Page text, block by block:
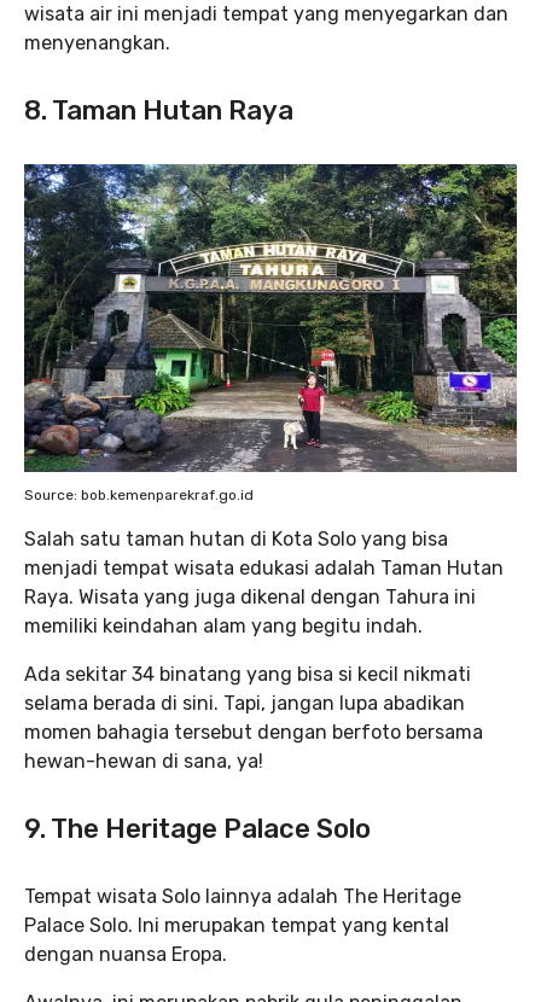
wisata air ini menjadi tempat yang menyegarkan dan
menyenangkan.
8. Taman Hutan Raya
Source: bob.kemenparekraf.go.id
Salah satu taman hutan di Kota Solo yang bisa
menjadi tempat wisata edukasi adalah Taman Hutan
Raya. Wisata yang juga dikenal dengan Tahura ini
memiliki keindahan alam yang begitu indah.
Ada sekitar 34 binatang yang bisa si kecil nikmati
selama berada di sini. Tapi, jangan lupa abadikan
momen bahagia tersebut dengan berfoto bersama
hewan-hewan di sana, ya!
9. The Heritage Palace Solo
Tempat wisata Solo lainnya adalah The Heritage
Palace Solo. Ini merupakan tempat yang kental
dengan nuansa Eropa.